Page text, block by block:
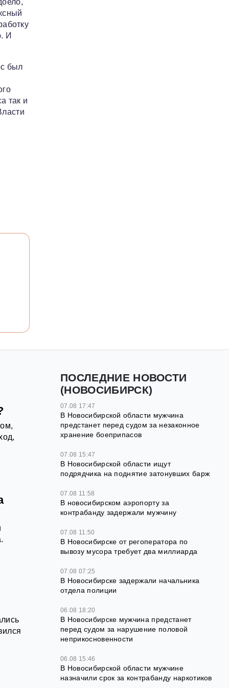
И
был
так и
ПОСЛЕДНИЕ НОВОСТИ
(НОВОСИБИРСК)
07.08 17:47
В Новосибирской области мужчина
предстанет перед судом за незаконное
хранение боеприпасов
07.08 15:47
В Новосибирской области ищут
подрядчика на поднятие затонувших барж
07.08 11:58
В новосибирском аэропорту за
контрабанду задержали мужчину
07.08 11:50
В Новосибирске от регоператора по
вывозу мусора требует два миллиарда
07.08 07:25
В Новосибирске задержали начальника
отдела полиции
06.08 18:20
В Новосибирске мужчина предстанет
перед судом за нарушение половой
неприкосновенности
06.08 15:46
В Новосибирской области мужчине
назначили срок за контрабанду наркотиков